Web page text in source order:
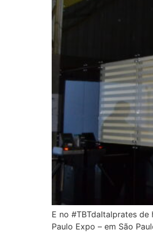
E no #TBTdaItalprates
Paulo Expo – em São